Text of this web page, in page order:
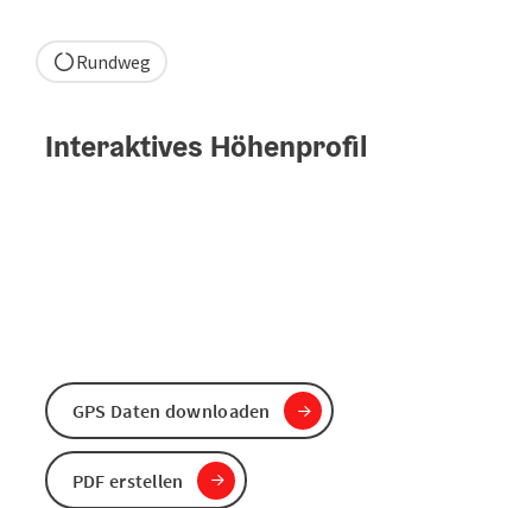
Rundweg
Interaktives Höhenprofil
GPS Daten downloaden
PDF erstellen